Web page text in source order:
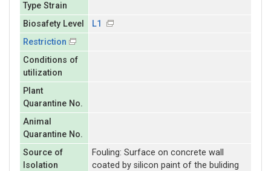
Type Strain
Biosafety Level
L1
Restriction
Conditions of
utilization
Plant
Quarantine No.
Animal
Quarantine No.
Source of
Isolation
Fouling: Surface on concrete wall
coated by silicon paint of the buliding